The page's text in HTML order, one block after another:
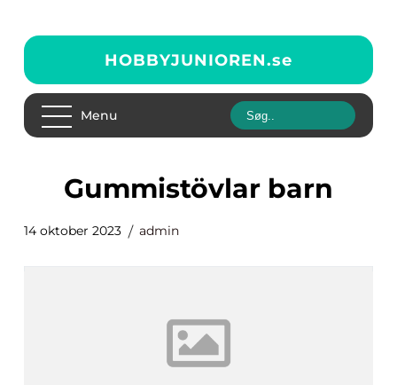
HOBBYJUNIOREN.se
Menu
gummistövlar barn
14 oktober 2023 admin